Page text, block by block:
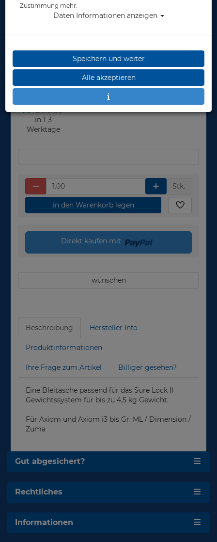
Herstellerpreis: 39,95 €
39,90 €*
Lieferbar
in 1-3
Werktage
Stk.
in den Warenkorb legen
Direkt kaufen mit
wünschen
Beschreibung Hersteller Info
Produktinformationen
Ihre Frage zum Artikel Billiger gesehen?
Eine Bleitasche passend für das Sure Lock II
Gewichtssystem für bis zu 4,5 kg Gewicht.
Für Axiom und Axiom i3 bis Gr: ML / Dimension /
Zuma
Gut abgesichert?
Rechtliches
Informationen
Zustimmung mehr.
Daten Informationen anzeigen
Speichern und weiter
Alle akzeptieren